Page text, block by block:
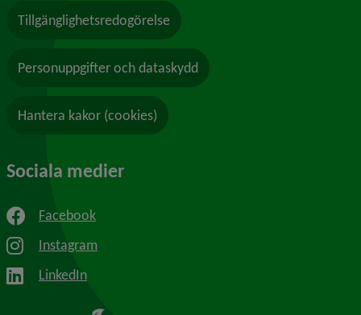
Tillgänglighetsredogörelse
Personuppgifter och dataskydd
Hantera kakor (cookies)
Sociala medier
Facebook
Instagram
LinkedIn